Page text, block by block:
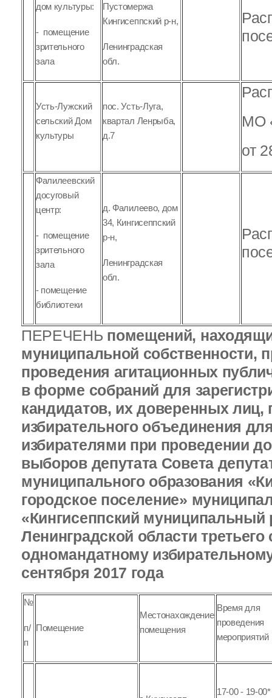
дом культуры:
- помещение
зрительного
зала
Пустомержа
Кингисеппский р-н,
Ленинградская
обл.
Усть-Лужский
сельский Дом
культуры
пос. Усть-Луга,
квартал Ленрыба,
д.7
МО
от
Фалилеевский
досуговый
центр:
- помещение
зрительного
зала
- помещение
библиотеки
д. Фалилеево, дом
34, Кингисеппский
р-н,
Ленинградская
обл.
ПЕРЕЧЕНЬ помещений,
муниципальной собственности,
проведения агитационных
в форме собраний для
кандидатов, их доверенных лиц,
избирательного объединения
избирателями при проведении
выборов депутата Совета
муниципального образования
городское поселение»
«Кингисеппский муниципальный
Ленинградской области
одномандатному
сентября 2017 года
№
п/
п
Помещение
Местонахождение
помещения
Время для
проведения
мероприятий
17-00 - 19-00*